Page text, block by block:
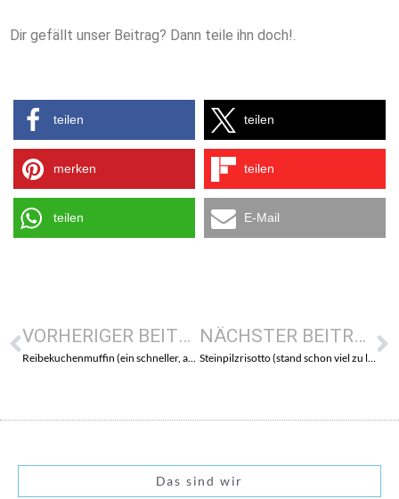
Dir gefällt unser Beitrag? Dann teile ihn doch!.
teilen teilen
merken teilen
teilen E-Mail
VORHERIGER BEITRAG
Reibekuchenmuffin (ein schneller, aber leckerer Allrounder)
NÄCHSTER BEITRAG
Steinpilzrisotto (stand schon viel zu lange auf der Todo-Liste)
Das sind wir